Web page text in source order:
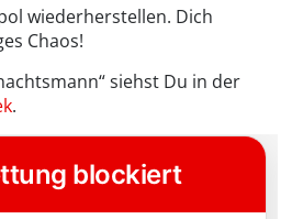
wiederherstellen. Dich
Chaos!
siehst Du in der
.